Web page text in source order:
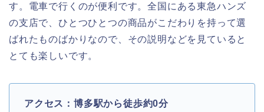
す。電車で行くのが便利です。全国にある東急ハンズ
の支店で、ひとつひとつの商品がこだわりを持って選
ばれたものばかりなので、その説明などを見ていると
とても楽しいです。
アクセス：博多駅から徒歩約0分